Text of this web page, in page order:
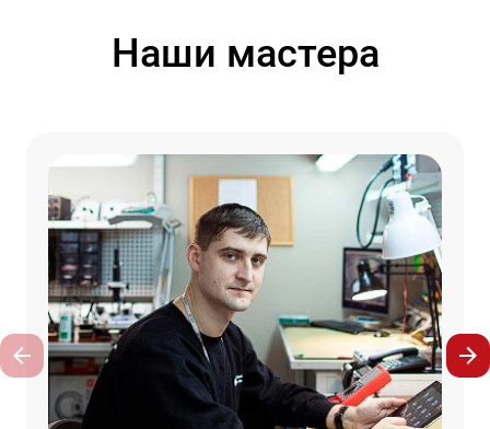
Наши мастера